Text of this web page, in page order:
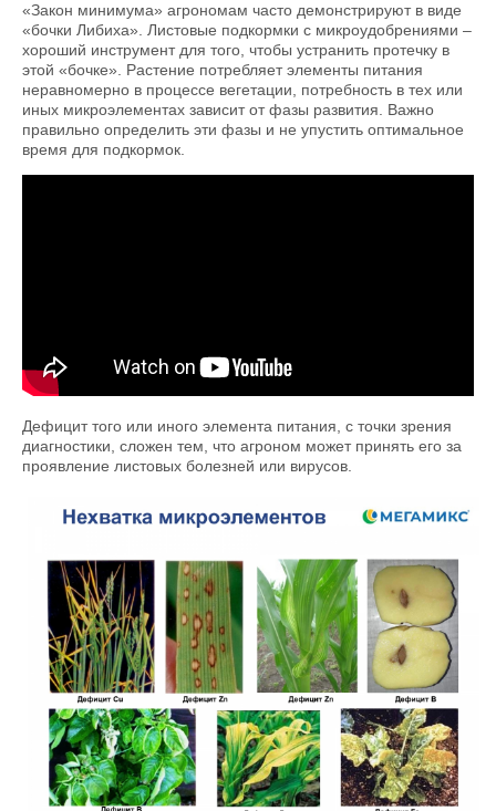
«Закон минимума» агрономам часто демонстрируют в виде
«бочки Либиха». Листовые подкормки с микроудобрениями –
хороший инструмент для того, чтобы устранить протечку в
этой «бочке». Растение потребляет элементы питания
неравномерно в процессе вегетации, потребность в тех или
иных микроэлементах зависит от фазы развития. Важно
правильно определить эти фазы и не упустить оптимальное
время для подкормок.
Дефицит того или иного элемента питания, с точки зрения
диагностики, сложен тем, что агроном может принять его за
проявление листовых болезней или вирусов.